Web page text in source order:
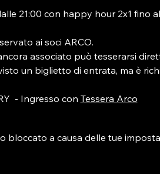
21:00 con happy hour 2x1 fino
ai soci ARCO.
associato può tesserarsi
un biglietto di entrata, ma è
- Ingresso con Tessera Arco
bloccato a causa delle tue